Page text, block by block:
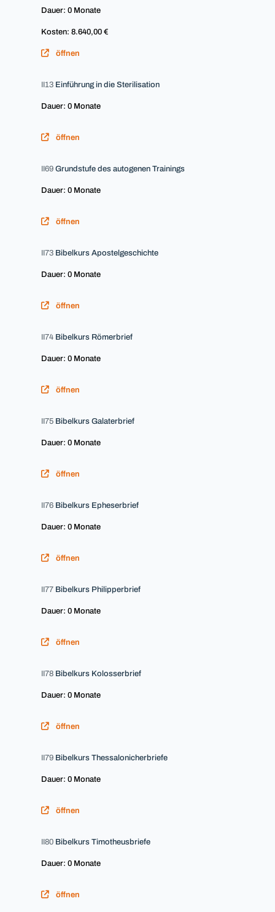
Dauer: 0 Monate
Kosten: 8.640,00 €
öffnen
II13 Einführung in die Sterilisation
Dauer: 0 Monate
öffnen
II69 Grundstufe des autogenen Trainings
Dauer: 0 Monate
öffnen
II73 Bibelkurs Apostelgeschichte
Dauer: 0 Monate
öffnen
II74 Bibelkurs Römerbrief
Dauer: 0 Monate
öffnen
II75 Bibelkurs Galaterbrief
Dauer: 0 Monate
öffnen
II76 Bibelkurs Epheserbrief
Dauer: 0 Monate
öffnen
II77 Bibelkurs Philipperbrief
Dauer: 0 Monate
öffnen
II78 Bibelkurs Kolosserbrief
Dauer: 0 Monate
öffnen
II79 Bibelkurs Thessalonicherbriefe
Dauer: 0 Monate
öffnen
II80 Bibelkurs Timotheusbriefe
Dauer: 0 Monate
öffnen